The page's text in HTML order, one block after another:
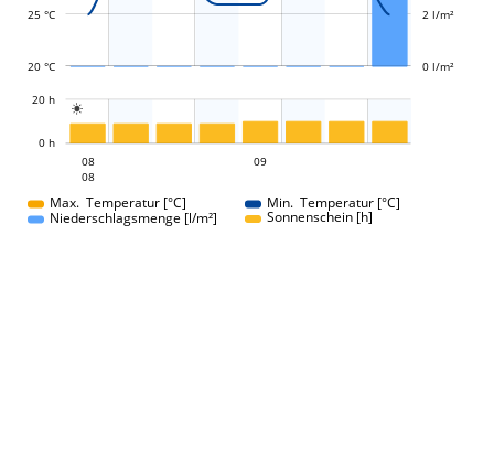
20 °C
25 °C
0 l/m²
2 l/m²

0 h
20 h
08
08
09
Max. Temperatur [°C]
Min. Temperatur [°C]
Niederschlagsmenge [l/m²]
Sonnenschein [h]